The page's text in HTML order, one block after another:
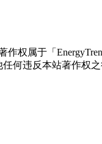
作权属于「
何违反本站著作权之